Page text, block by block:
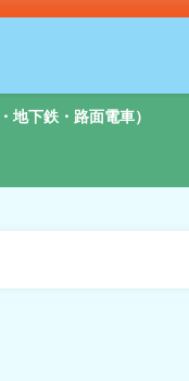
地下鉄・路面電車）